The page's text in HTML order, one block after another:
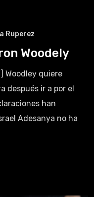
Ruperez
Woodely
Woodley quiere
después ir a por el
han
Adesanya no ha